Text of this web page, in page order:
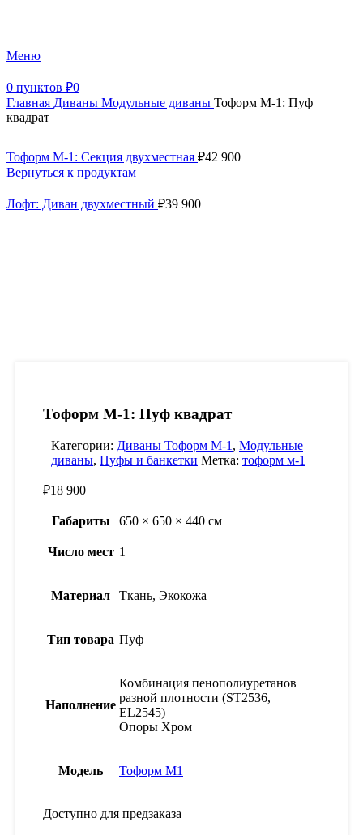
Меню
0 пунктов ₽0
Главная Диваны Модульные диваны Тоформ М-1: Пуф
квадрат
Тоформ М-1: Секция двухместная ₽42 900
Вернуться к продуктам
Лофт: Диван двухместный ₽39 900
Тоформ М-1: Пуф квадрат
Категории: Диваны Тоформ М-1 , Модульные
диваны, Пуфы и банкетки Метка: тоформ м-1
₽18 900
Габариты 650 × 650 × 440 см
Число мест 1
Материал Ткань, Экокожа
Тип товара Пуф
Наполнение
Комбинация пенополиуретанов
разной плотности (ST2536,
EL2545)
Опоры Хром
Модель Тоформ М1
Доступно для предзаказа